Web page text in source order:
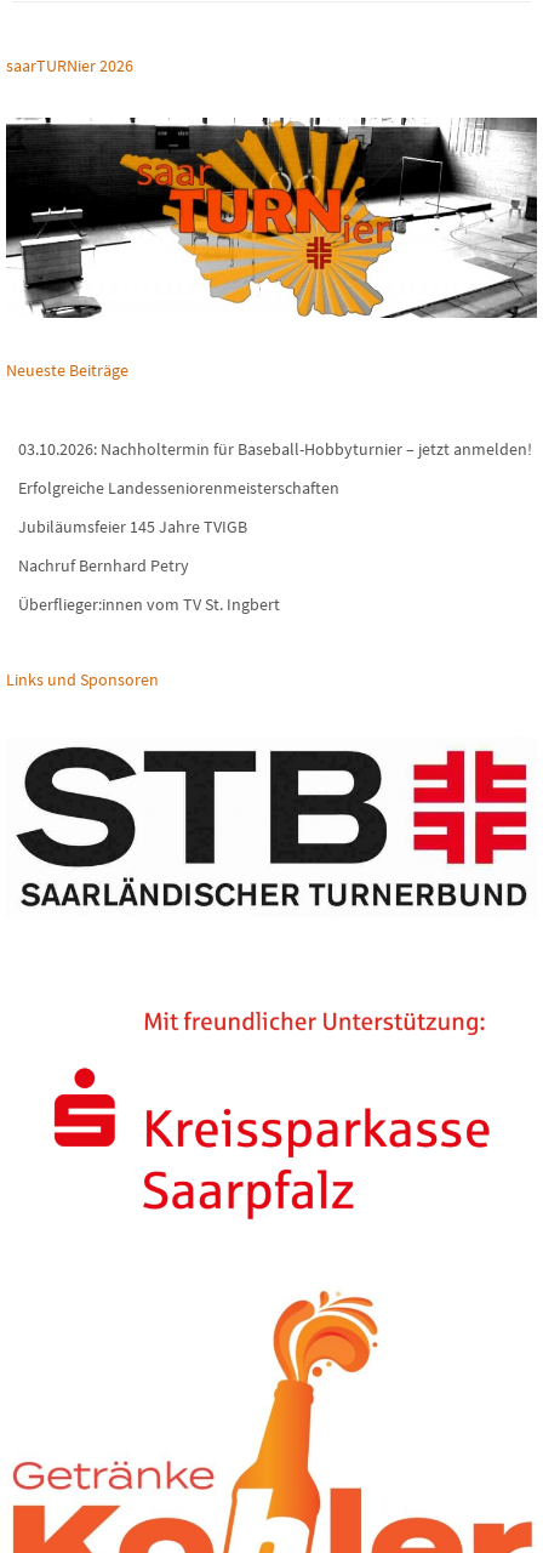
saarTURNier 2026
Neueste Beiträge
03.10.2026: Nachholtermin für Baseball-Hobbyturnier – jetzt anmelden!
Erfolgreiche Landesseniorenmeisterschaften
Jubiläumsfeier 145 Jahre TVIGB
Nachruf Bernhard Petry
Überflieger:innen vom TV St. Ingbert
Links und Sponsoren